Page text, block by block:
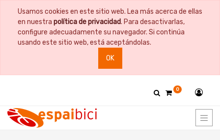
Usamos cookies en este sitio web. Lea más acerca de ellas
en nuestra política de privacidad. Para desactivarlas,
configure adecuadamente su navegador. Si continúa
usando este sitio web, está aceptándolas.
OK
0